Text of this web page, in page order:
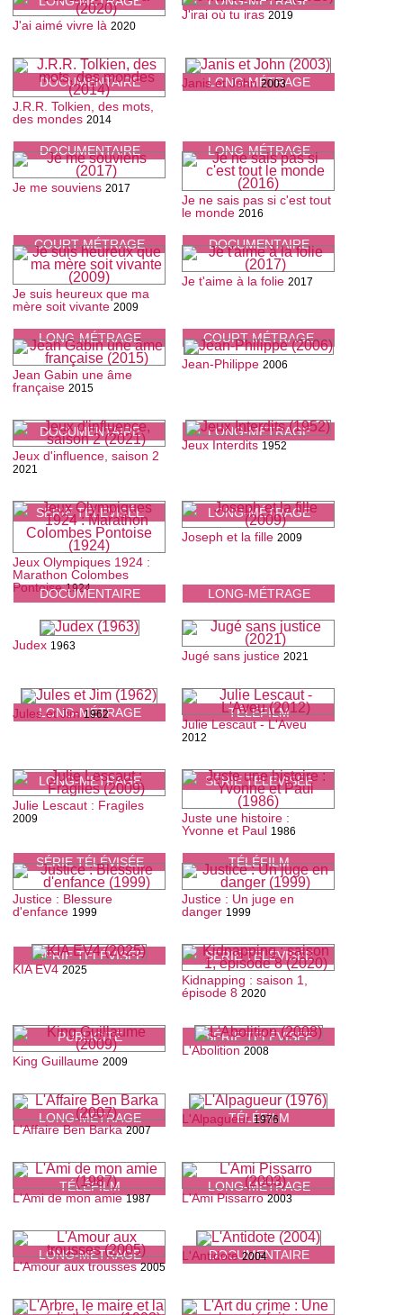
DOCUMENTAIRE
J'ai aimé vivre là 2020
LONG-MÉTRAGE
J'irai où tu iras 2019
DOCUMENTAIRE
J.R.R. Tolkien, des mots,
des mondes 2014
LONG-MÉTRAGE
Janis et John 2003
COURT-MÉTRAGE
Je me souviens 2017
DOCUMENTAIRE
Je ne sais pas si c'est tout
le monde 2016
LONG-MÉTRAGE
Je suis heureux que ma
mère soit vivante 2009
COURT-MÉTRAGE
Je t'aime à la folie 2017
DOCUMENTAIRE
Jean Gabin une âme
française 2015
LONG-MÉTRAGE
Jean-Philippe 2006
SÉRIE TÉLÉVISÉE
Jeux d'influence, saison 2
2021
LONG-MÉTRAGE
Jeux Interdits 1952
DOCUMENTAIRE
Jeux Olympiques 1924 :
Marathon Colombes
Pontoise 1924 LONG-MÉTRAGE
Joseph et la fille 2009
LONG-MÉTRAGE
Judex 1963
TÉLÉFILM
Jugé sans justice 2021
LONG-MÉTRAGE
Jules et Jim 1962
SÉRIE TÉLÉVISÉE
Julie Lescaut - L'Aveu
2012
SÉRIE TÉLÉVISÉE
Julie Lescaut : Fragiles
2009
TÉLÉFILM
Juste une histoire :
Yvonne et Paul 1986
SÉRIE TÉLÉVISÉE
Justice : Blessure
d'enfance 1999
SÉRIE TÉLÉVISÉE
Justice : Un juge en
danger 1999
PUBLICITÉ
KIA EV4 2025
SÉRIE TÉLÉVISÉE
Kidnapping : saison 1,
épisode 8 2020
LONG-MÉTRAGE
King Guillaume 2009
TÉLÉFILM
L'Abolition 2008
TÉLÉFILM
L'Affaire Ben Barka 2007
LONG-MÉTRAGE
L'Alpagueur 1976
LONG-MÉTRAGE
L'Ami de mon amie 1987
DOCUMENTAIRE
L'Ami Pissarro 2003
L'Amour aux trousses 2005
L'Antidote 2004